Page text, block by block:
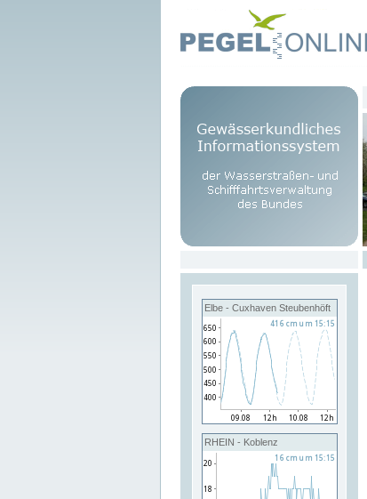
Elbe - Cuxhaven Steubenhöft
RHEIN - Koblenz